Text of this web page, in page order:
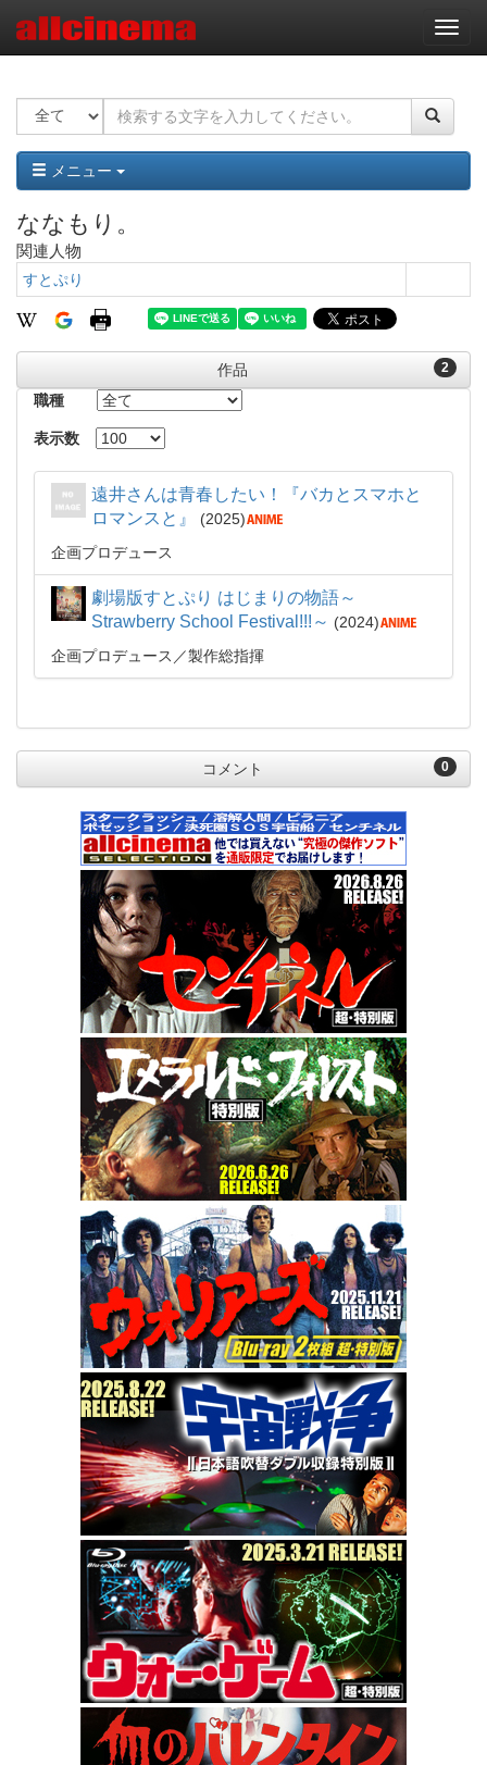
ナ
ビ
ー
ョ
ン
メニュー
ななもり。
関連人物
すとぷり
2
作品
職種
表示数
遠井さんは青春したい！『バカとスマホと
ロマンスと』
2025
企画プロデュース
劇場版すとぷり はじまりの物語～
Strawberry School Festival!!!～
2024
企画プロデュース
製作総指揮
0
コメント